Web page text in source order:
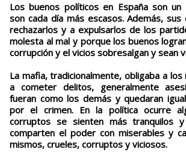
Los buenos políticos en España son un
son cada día más escasos. Además,
rechazarlos y a expulsarlos de los
molesta al mal y porque los buenos
corrupción y el vicios sobresalgan y sean
La mafia, tradicionalmente, obligaba a
a cometer delitos, generalmente
fueran como los demás y quedaran
por el crimen. En la política ocurre
corruptos se sienten más tranquilos
comparten el poder con miserables y
mismos, crueles, corruptos y viciosos.